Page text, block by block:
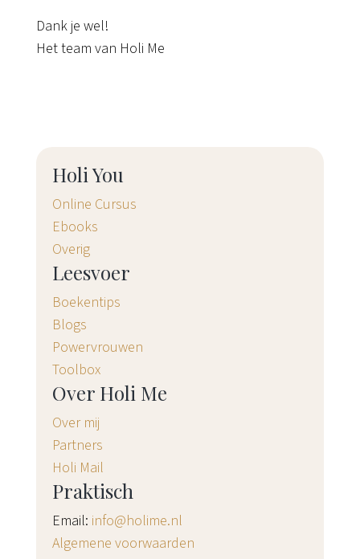
Dank je wel!
Het team van Holi Me
Holi You
Online Cursus
Ebooks
Overig
Leesvoer
Boekentips
Blogs
Powervrouwen
Toolbox
Over Holi Me
Over mij
Partners
Holi Mail
Praktisch
Email: info@holime.nl
Algemene voorwaarden